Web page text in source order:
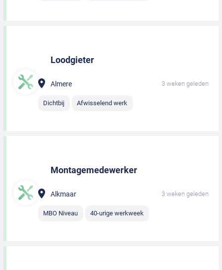
Loodgieter
Almere 3 weken geleden
Dichtbij Afwisselend werk
Montagemedewerker
Alkmaar 3 weken geleden
MBO Niveau 40-urige werkweek